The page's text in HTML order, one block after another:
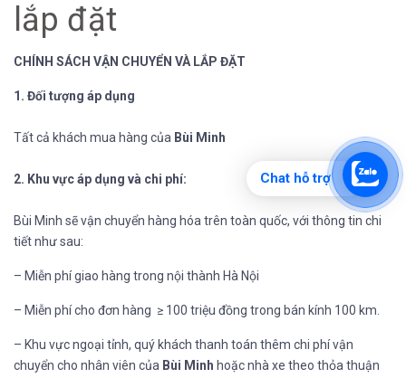
lắp đặt
CHÍNH SÁCH VẬN CHUYỂN VÀ LẮP ĐẶT
1. Đối tượng áp dụng
Tất cả khách mua hàng của Bùi Minh
2. Khu vực áp dụng và chi phí:
Bùi Minh sẽ vận chuyển hàng hóa trên toàn quốc, với thông tin chi
tiết như sau:
– Miễn phí giao hàng trong nội thành Hà Nội
– Miễn phí cho đơn hàng ≥ 100 triệu đồng trong bán kính 100 km.
– Khu vực ngoại tỉnh, quý khách thanh toán thêm chi phí vận
chuyển cho nhân viên của Bùi Minh hoặc nhà xe theo thỏa thuận
Chat hỗ trợ